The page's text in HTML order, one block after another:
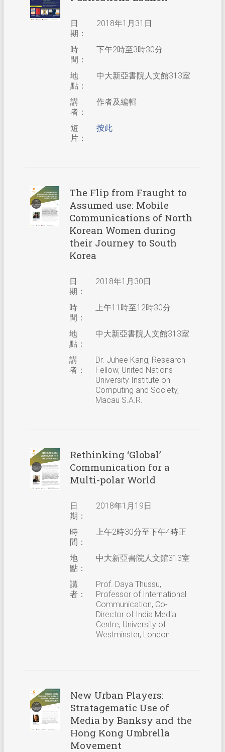
日
期：
2018年1月31日
時
間：
下午2時至3時30分
地
點：
中大新亞書院人文館313室
講
者：
作者及編輯
短
片：
按此
The Flip from Fraught to
Assumed use: Mobile
Communications of North
Korean Women during
their Journey to South
Korea
日
期：
2018年1月30日
時
間：
上午11時至12時30分
地
點：
中大新亞書院人文館313室
講
者：
Dr. Juhee Kang, Research
Fellow, United Nations
University Institute on
Computing and Society,
Macau S.A.R.
Rethinking ‘Global’
Communication for a
Multi-polar World
日
期：
2018年1月19日
時
間：
上午2時30分至下午4時正
地
點：
中大新亞書院人文館313室
講
者：
Prof. Daya Thussu,
Professor of International
Communication, Co-
Director of India Media
Centre, University of
Westminster, London
New Urban Players:
Stratagematic Use of
Media by Banksy and the
Hong Kong Umbrella
Movement